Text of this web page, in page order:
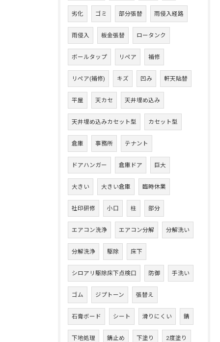
劣化 ゴミ 部分張替 雨侵入経路
雨侵入 板金張替 ロータンク
ボールタップ リペア 補修
リペア(補修) キズ 凹み 軒天貼替
平屋 天カセ 天井埋め込み
天井埋め込みカセット型 カセット型
倉庫 事務所 テナント
ドアハンガー 倉庫ドア 巨大
大きい 大きい倉庫 臨時休業
社印研修 小口 柱 部分
エアコン洗浄 エアコン分解 分解洗い
分解洗浄 駆除 床下
シロアリ駆除床下点検口 防御 手洗い
ゴム ジプトーン 張替え
石膏ボード シート 滑りにくい 錆
下地処理 錆止め 下塗り 2度塗り